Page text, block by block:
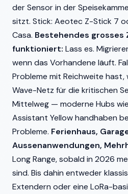
der Sensor in der
sitzt. Stick: Aeotec Z-Stick 7
Casa. Bestehendes grosses
funktioniert: Lass es.
wenn das Vorhandene läuft.
Probleme mit Reichweite hast,
Wave-Netz für die kritischen
Mittelweg — moderne Hubs
Assistant Yellow handhaben
Probleme. Ferienhaus,
Aussenanwendungen,
Long Range, sobald in 2026
sind. Bis dahin entweder
Extendern oder eine LoRa-